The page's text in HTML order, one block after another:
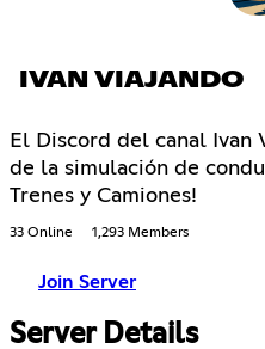
IVAN VIAJANDO
El Discord del canal Ivan
de la simulación de
Trenes y Camiones!
33 Online 1,293 Members
Join Server
Server Details